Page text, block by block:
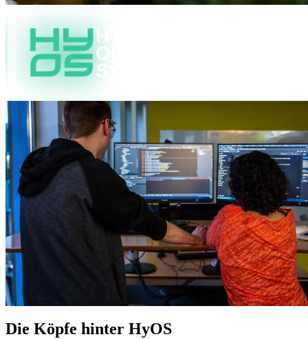
Die Köpfe hinter HyOS